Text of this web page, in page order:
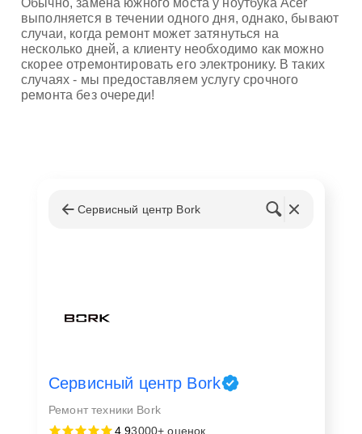
Обычно, замена южного моста у ноутбука Acer
выполняется в течении одного дня, однако, бывают
случаи, когда ремонт может затянуться на
несколько дней, а клиенту необходимо как можно
скорее отремонтировать его электронику. В таких
случаях - мы предоставляем услугу срочного
ремонта без очереди!
Сервисный центр Bork
Сервисный центр Bork
Ремонт техники Bork
4,93000+ оценок